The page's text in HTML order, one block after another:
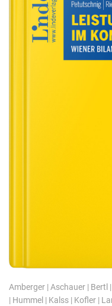
Amberger | Aschauer | Bertl |
| Hummel | Kalss | Kofler |